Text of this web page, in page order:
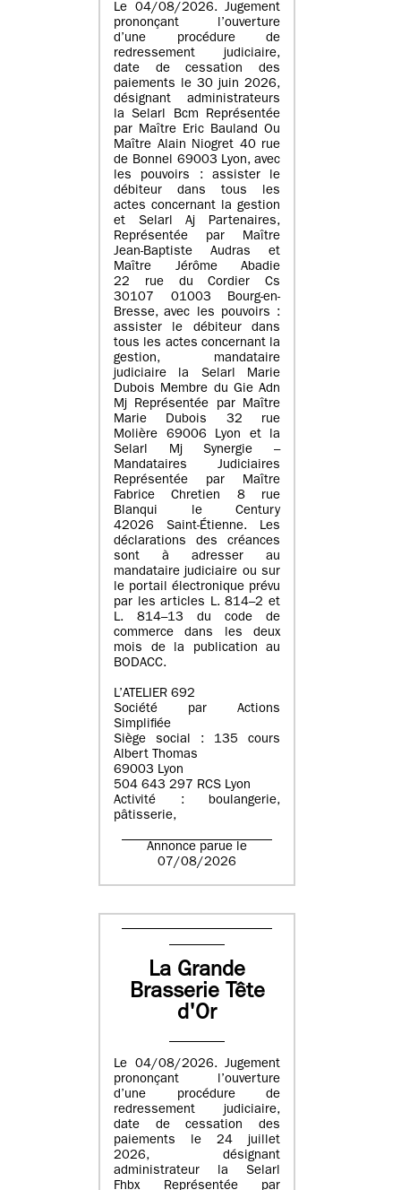
Le 04/08/2026. Jugement
prononçant l’ouverture
d’une procédure de
redressement judiciaire,
date de cessation des
paiements le 30 juin 2026,
désignant administrateurs
la Selarl Bcm Représentée
par Maître Eric Bauland Ou
Maître Alain Niogret 40 rue
de Bonnel 69003 Lyon, avec
les pouvoirs : assister le
débiteur dans tous les
actes concernant la gestion
et Selarl Aj Partenaires,
Représentée par Maître
Jean-Baptiste Audras et
Maître Jérôme Abadie
22 rue du Cordier Cs
30107 01003 Bourg-en-
Bresse, avec les pouvoirs :
assister le débiteur dans
tous les actes concernant la
gestion, mandataire
judiciaire la Selarl Marie
Dubois Membre du Gie Adn
Mj Représentée par Maître
Marie Dubois 32 rue
Molière 69006 Lyon et la
Selarl Mj Synergie –
Mandataires Judiciaires
Représentée par Maître
Fabrice Chretien 8 rue
Blanqui le Century
42026 Saint-Étienne. Les
déclarations des créances
sont à adresser au
mandataire judiciaire ou sur
le portail électronique prévu
par les articles L. 814–2 et
L. 814–13 du code de
commerce dans les deux
mois de la publication au
BODACC.
L’ATELIER 692
Société par Actions
Simplifiée
Siège social : 135 cours
Albert Thomas
69003 Lyon
504 643 297 RCS Lyon
Activité : boulangerie,
pâtisserie,
Annonce parue le
07/08/2026
La Grande
Brasserie Tête
d'Or
Le 04/08/2026. Jugement
prononçant l’ouverture
d’une procédure de
redressement judiciaire,
date de cessation des
paiements le 24 juillet
2026, désignant
administrateur la Selarl
Fhbx Représentée par